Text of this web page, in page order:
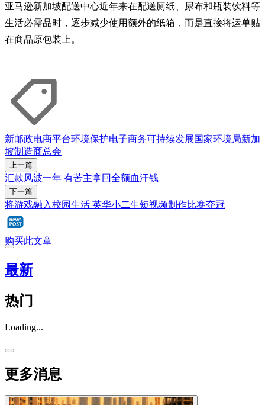
亚马逊新加坡配送中心近年来在配送厕纸、尿布和瓶装饮料等
生活必需品时，逐步减少使用额外的纸箱，而是直接将运单贴
在商品原包装上。
新邮政电商平台环境保护电子商务可持续发展国家环境局新加
坡制造商总会
上一篇
汇款风波一年 有苦主拿回全额血汗钱
下一篇
将游戏融入校园生活 英华小二生短视频制作比赛夺冠
购买此文章
最新
热门
Loading...
更多消息